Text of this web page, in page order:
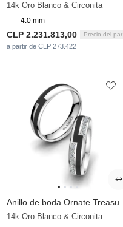
14k Oro Blanco & Circonita
4.0 mm
CLP 2.231.813,00 Precio del par
a partir de CLP 273.422
14k Oro Blanco & Circonita